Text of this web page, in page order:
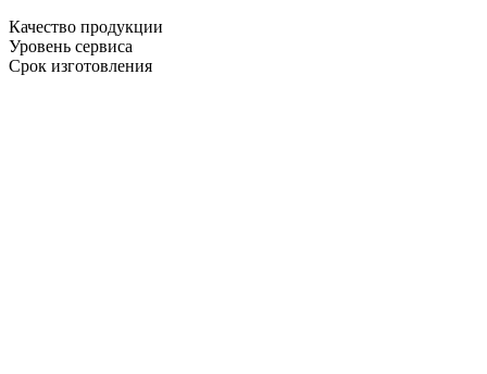
Качество продукции
Уровень сервиса
Срок изготовления